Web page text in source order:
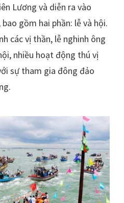
Lương và diễn ra vào
gồm hai phần: lễ và hội.
các vị thần, lễ nghinh ông
nhiều hoạt động thú vị
sự tham gia đông đảo